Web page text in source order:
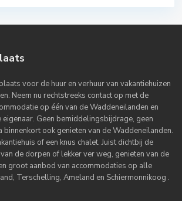
voor de huur en verhuur van vakantiehuizen
Neem nu rechtstreeks contact op met de
op één van de Waddeneilanden en
Geen bemiddelingsbijdrage, geen
binnenkort ook genieten van de Waddeneilanden.
of een knus chalet. Juist dichtbij de
de dorpen of lekker ver weg, genieten van de
groot aanbod van accommodaties op alle
Terschelling, Ameland en Schiermonnikoog .